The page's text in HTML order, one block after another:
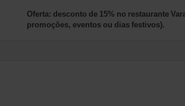
Oferta: desconto de 15% no restaurante
promoções, eventos ou dias festivos).